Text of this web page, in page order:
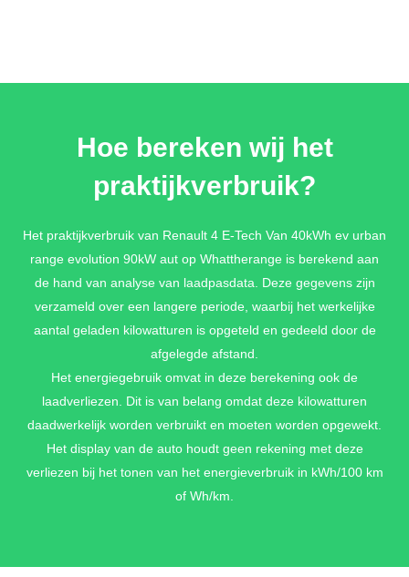
Hoe bereken wij het
praktijkverbruik?
Het praktijkverbruik van Renault 4 E-Tech Van 40kWh ev urban
range evolution 90kW aut op Whattherange is berekend aan
de hand van analyse van laadpasdata. Deze gegevens zijn
verzameld over een langere periode, waarbij het werkelijke
aantal geladen kilowatturen is opgeteld en gedeeld door de
afgelegde afstand.
Het energiegebruik omvat in deze berekening ook de
laadverliezen. Dit is van belang omdat deze kilowatturen
daadwerkelijk worden verbruikt en moeten worden opgewekt.
Het display van de auto houdt geen rekening met deze
verliezen bij het tonen van het energieverbruik in kWh/100 km
of Wh/km.